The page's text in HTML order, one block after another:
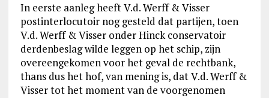
In eerste aanleg heeft V.d. Werff & Visser
postinterlocutoir nog gesteld dat partijen, toen
V.d. Werff & Visser onder Hinck conservatoir
derdenbeslag wilde leggen op het schip, zijn
overeengekomen voor het geval de rechtbank,
thans dus het hof, van mening is, dat V.d. Werff &
Visser tot het moment van de voorgenomen